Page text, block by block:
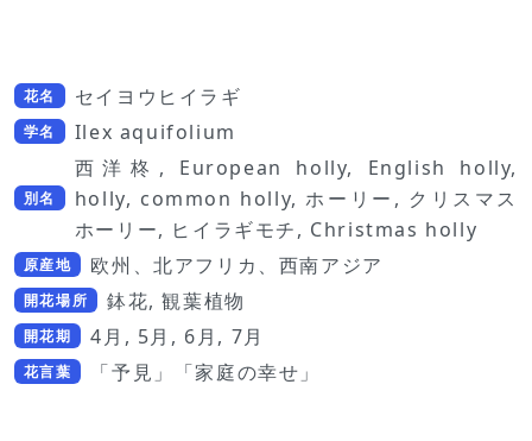
花名 セイヨウヒイラギ
学名 Ilex aquifolium
別名
西洋柊, European holly, English holly,
holly, common holly, ホーリー, クリスマス
ホーリー, ヒイラギモチ, Christmas holly
原産地 欧州、北アフリカ、西南アジア
開花場所 鉢花, 観葉植物
開花期 4月, 5月, 6月, 7月
花言葉 「予見」「家庭の幸せ」